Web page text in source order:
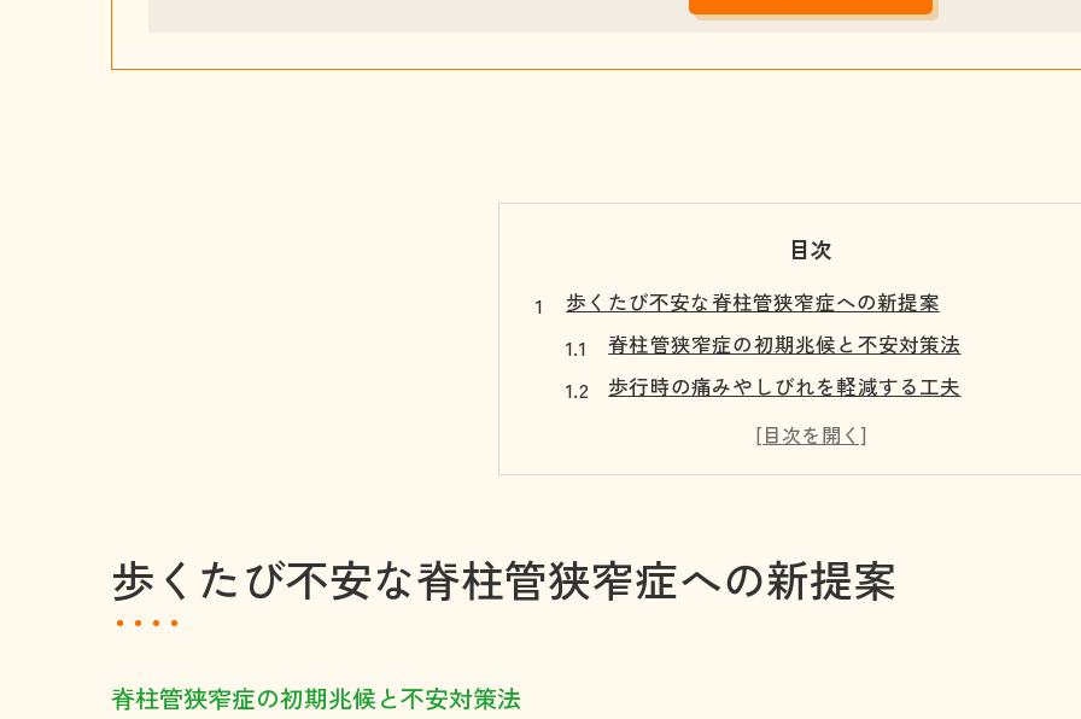
目次
歩くたび不安な脊柱管狭窄症への新提案
脊柱管狭窄症の初期兆候と不安対策法
歩行時の痛みやしびれを軽減する工夫
脊柱管狭窄症改善に向けた生活見直し
アトラク戸畑整骨院が伝える最新の考え方
生活を変える脊柱管狭窄症改善の実践法
毎日の動き方で脊柱管狭窄症を和らげるポイント
歩くたび不安な脊柱管狭窄症への新提案
脊柱管狭窄症の初期兆候と不安対策法